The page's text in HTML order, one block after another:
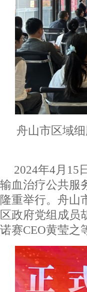
舟山市区域
2024年4月15
输血治疗公共服
隆重举行。舟山
区政府党组成员
诺赛CEO黄莹之